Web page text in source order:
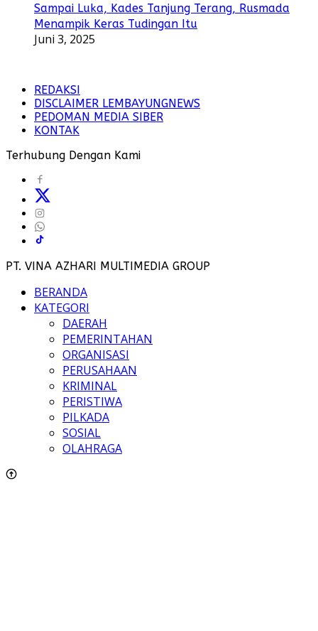
Sampai Luka, Kades Tanjung Terang, Rusmada
Menampik Keras Tudingan Itu
Juni 3, 2025
REDAKSI
DISCLAIMER LEMBAYUNGNEWS
PEDOMAN MEDIA SIBER
KONTAK
Terhubung Dengan Kami
PT. VINA AZHARI MULTIMEDIA GROUP
BERANDA
KATEGORI
DAERAH
PEMERINTAHAN
ORGANISASI
PERUSAHAAN
KRIMINAL
PERISTIWA
PILKADA
SOSIAL
OLAHRAGA